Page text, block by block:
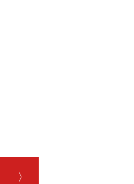
〉